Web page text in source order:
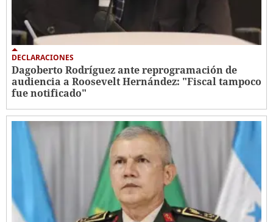
DECLARACIONES
Dagoberto Rodríguez ante reprogramación de
audiencia a Roosevelt Hernández: "Fiscal tampoco
fue notificado"